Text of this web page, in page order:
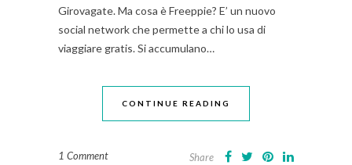
Girovagate. Ma cosa è Freeppie? E’ un nuovo
social network che permette a chi lo usa di
viaggiare gratis. Si accumulano…
CONTINUE READING
1 Comment Share